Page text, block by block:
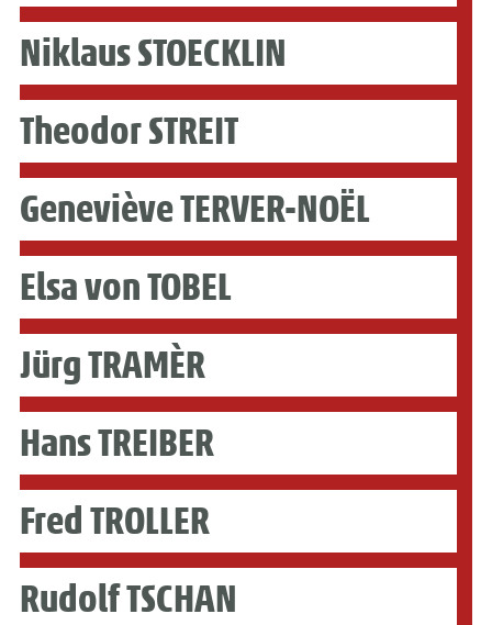
Niklaus STOECKLIN
Theodor STREIT
Geneviève TERVER-NOËL
Elsa von TOBEL
Jürg TRAMÈR
Hans TREIBER
Fred TROLLER
Rudolf TSCHAN